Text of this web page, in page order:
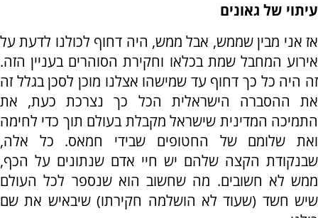
עיתוי של גאונים
אז אני מבין שממש, אבל ממש, היה דחוף לכולנו לדעת על
אירוע המחבל שמת בכלאו וחקירת הסוהרים בעניין הזה.
זה היה כל כך דחוף עד שמישהו אצלנו מוכן לסכן בגלל זה
את ההסברה הישראלית הכל כך נצרכת כעת, את
התמיכה המדינית שישראל מקבלת בעולם תוך כדי לחימה
ואת שלומם של החטופים שבידי חמאס. כל אלה,
שבנקודת הקצה שלהם יש חיי אדם שנתונים על הכף,
ממש לא חשובים. מה שחשוב הוא שנספר לכל העולם
שיש חשד (שעוד לא הושלמה חקירתו) שיבאיש את שם